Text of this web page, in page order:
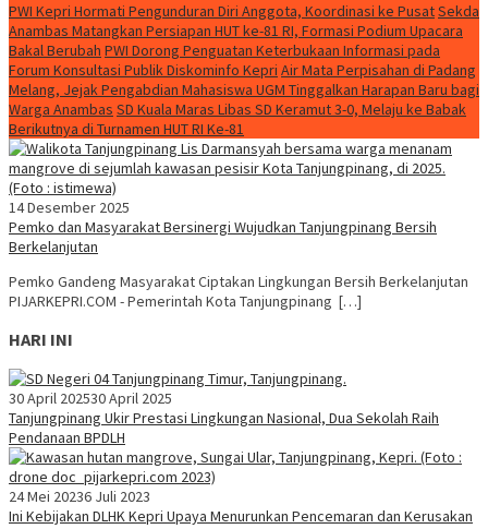
PWI Kepri Hormati Pengunduran Diri Anggota, Koordinasi ke PusatSekda
Anambas Matangkan Persiapan HUT ke-81 RI, Formasi Podium Upacara
Bakal Berubah PWI Dorong Penguatan Keterbukaan Informasi pada
Forum Konsultasi Publik Diskominfo Kepri Air Mata Perpisahan di Padang
Melang, Jejak Pengabdian Mahasiswa UGM Tinggalkan Harapan Baru bagi
Warga Anambas SD Kuala Maras Libas SD Keramut 3-0, Melaju ke Babak
Berikutnya di Turnamen HUT RI Ke-81
14 Desember 2025
Pemko dan Masyarakat Bersinergi Wujudkan Tanjungpinang Bersih
Berkelanjutan
Pemko Gandeng Masyarakat Ciptakan Lingkungan Bersih Berkelanjutan
PIJARKEPRI.COM - Pemerintah Kota Tanjungpinang […]
HARI INI
30 April 202530 April 2025
Tanjungpinang Ukir Prestasi Lingkungan Nasional, Dua Sekolah Raih
Pendanaan BPDLH
24 Mei 20236 Juli 2023
Ini Kebijakan DLHK Kepri Upaya Menurunkan Pencemaran dan Kerusakan